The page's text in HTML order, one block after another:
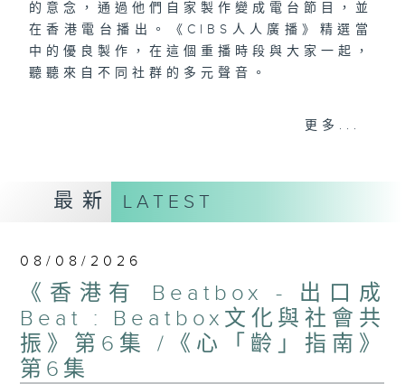
的意念，通過他們自家製作變成電台節目，並
在香港電台播出。《CIBS人人廣播》精選當
中的優良製作，在這個重播時段與大家一起，
聽聽來自不同社群的多元聲音。
更多...
最新 LATEST
08/08/2026
《香港有 Beatbox - 出口成
Beat : Beatbox文化與社會共
振》第6集 /《心「齡」指南》
第6集